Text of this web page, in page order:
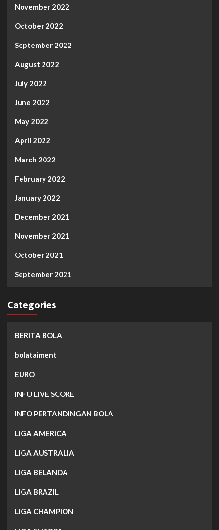
November 2022
October 2022
September 2022
August 2022
July 2022
June 2022
May 2022
April 2022
March 2022
February 2022
January 2022
December 2021
November 2021
October 2021
September 2021
Categories
BERITA BOLA
bolataiment
EURO
INFO LIVE SCORE
INFO PERTANDINGAN BOLA
LIGA AMERICA
LIGA AUSTRALIA
LIGA BELANDA
LIGA BRAZIL
LIGA CHAMPION